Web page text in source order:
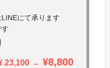
にて承ります
23,100 → ¥8,800